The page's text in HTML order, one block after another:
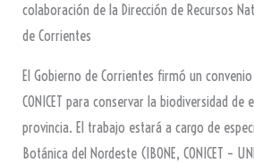
colaboración de la Dirección de Recursos
de Corrientes
El Gobierno de Corrientes firmó un
CONICET para conservar la biodiversidad de
provincia. El trabajo estará a cargo de
Botánica del Nordeste (IBONE, CONICET –